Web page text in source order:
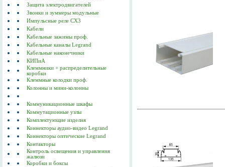
Защита электродвигателей
Звонки и зуммеры модульные
Импульсные реле CX3
Кабели
Кабельные зажимы проф.
Кабельные каналы Legrand
Кабельные наконечники
КИПиА
Клеммники + распределительные
коробки
Клеммные колодки проф.
Колонны и мини-колонны
Коммуникационные шкафы
Коммутационные узлы
Комплектующие изделия
Коннекторы аудио-видео Legrand
Коннекторы оптические Legrand
Контакторы
Контроль освещения и управления
жалюзи
Коробки и боксы